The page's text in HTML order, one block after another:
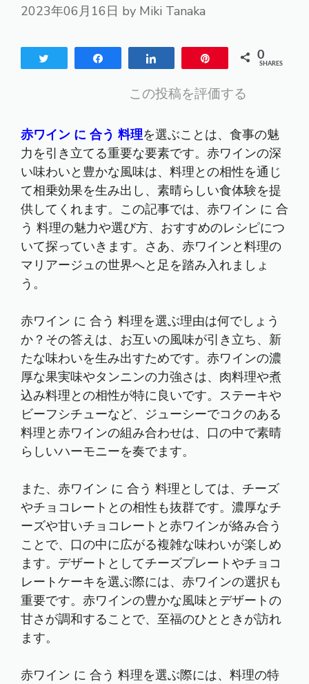
2023年06月16日 by Miki Tanaka
0
SHARES
この投稿を評価する
赤ワイン に 合う 料理を選ぶことは、食事の魅
力を引き立てる重要な要素です。赤ワインの深
い味わいと豊かな風味は、料理との相性を通じ
て相乗効果を生み出し、素晴らしい食体験を提
供してくれます。この記事では、赤ワイン に 合
う 料理の魅力や選び方、おすすめのレシピにつ
いて探っていきます。さあ、赤ワインと料理の
マリアージュの世界へと足を踏み入れましょ
う。
赤ワイン に 合う 料理を選ぶ理由は何でしょう
か？その答えは、お互いの風味が引き立ち、新
たな味わいを生み出すためです。赤ワインの濃
厚な果実味やタンニンの力強さは、肉料理や煮
込み料理との相性が特に良いです。ステーキや
ビーフシチューなど、ジューシーでコクのある
料理と赤ワインの組み合わせは、口の中で素晴
らしいハーモニーを奏でます。
また、赤ワイン に 合う 料理としては、チーズ
やチョコレートとの相性も抜群です。濃厚なチ
ーズや甘いチョコレートと赤ワインが絡み合う
ことで、口の中に広がる複雑な味わいが楽しめ
ます。デザートとしてチーズプレートやチョコ
レートケーキを選ぶ際には、赤ワインの選択も
重要です。赤ワインの豊かな風味とデザートの
甘さが調和することで、至福のひとときが訪れ
ます。
赤ワイン に 合う 料理を選ぶ際には、料理の特